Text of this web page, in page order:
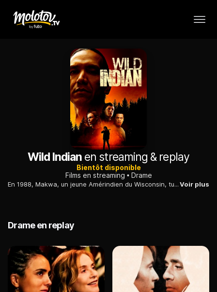
Wild Indian en streaming & replay
Bientôt disponible
Films en streaming
Drame
En 1988, Makwa, un jeune Amérindien du Wisconsin, tue de sang froid James, un garçon de son âge qui convoitait la même fille. Il demande à son cousin Teddo de l'aider à cacher le cadavre. Trente ans plus tard,Voir plus
Drame en replay